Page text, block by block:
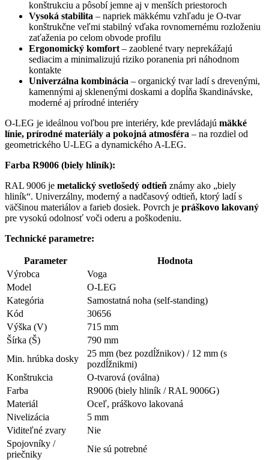
konštrukciu a pôsobí jemne aj v menších priestoroch
Vysoká stabilita – napriek mäkkému vzhľadu je O-tvar
konštrukčne veľmi stabilný vďaka rovnomernému rozloženiu
zaťaženia po celom obvode profilu
Ergonomický komfort – zaoblené tvary neprekážajú
sediacim a minimalizujú riziko poranenia pri náhodnom
kontakte
Univerzálna kombinácia – organický tvar ladí s drevenými,
kamennými aj sklenenými doskami a dopĺňa škandinávske,
moderné aj prírodné interiéry
O-LEG je ideálnou voľbou pre interiéry, kde prevládajú mäkké
línie, prírodné materiály a pokojná atmosféra – na rozdiel od
geometrického U-LEG a dynamického A-LEG.
Farba R9006 (biely hliník):
RAL 9006 je metalický svetlošedý odtieň známy ako „biely
hliník“. Univerzálny, moderný a nadčasový odtieň, ktorý ladí s
väčšinou materiálov a farieb dosiek. Povrch je práškovo lakovaný
pre vysokú odolnosť voči oderu a poškodeniu.
Technické parametre:
Parameter
Hodnota
Výrobca
Voga
Model
O-LEG
Kategória
Samostatná noha (self-standing)
Kód
30656
Výška (V)
715 mm
Šírka (Š)
790 mm
Min. hrúbka dosky
25 mm (bez pozdĺžnikov) / 12 mm (s
pozdĺžnikmi)
Konštrukcia
O-tvarová (oválna)
Farba
R9006 (biely hliník / RAL 9006G)
Materiál
Oceľ, práškovo lakovaná
Nivelizácia
5 mm
Viditeľné zvary
Nie
Spojovníky /
priečniky
Nie sú potrebné